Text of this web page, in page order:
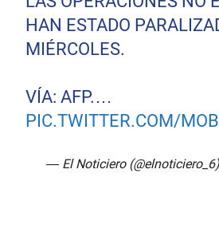
HAN ESTADO
MIÉRCOLES.
VÍA: AFP.…
PIC.TWITTER.COM/
— El Noticiero (@elnoticiero_6)